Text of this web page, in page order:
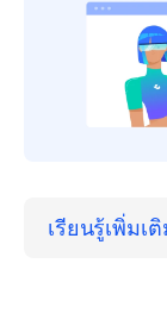
เรียนรู้เพิ่มเ